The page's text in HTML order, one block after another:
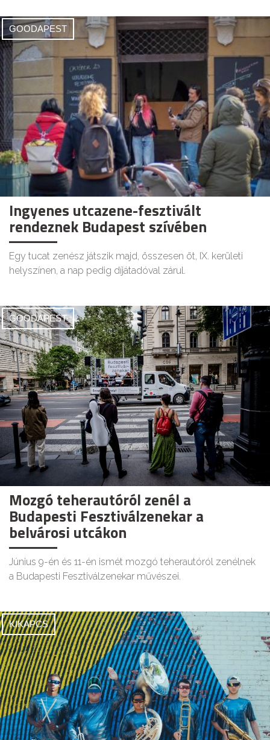
GOODAPEST
Ingyenes utcazene-fesztivált
rendeznek Budapest szívében
Egy tucat zenész játszik majd, összesen öt, IX. kerületi
helyszínen, a nap pedig díjátadóval zárul.
GOODAPEST
Mozgó teherautóról zenél a
Budapesti Fesztiválzenekar a
belvárosi utcákon
Június 9-én és 11-én ismét mozgó teherautóról zenélnek
a Budapesti Fesztiválzenekar művészei.
KIKAPCS